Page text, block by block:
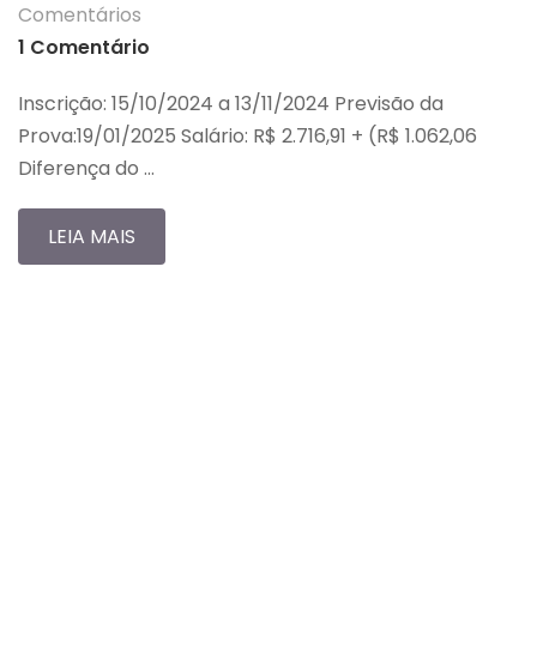
Comentários
1 Comentário
Inscrição: 15/10/2024 a 13/11/2024 Previsão da
Prova:19/01/2025 Salário: R$ 2.716,91 + (R$ 1.062,06
Diferença do …
LEIA MAIS